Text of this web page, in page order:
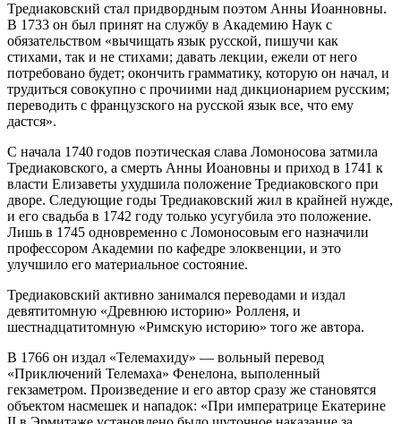
Тредиаковский стал придвордным поэтом Анны Иоанновны.
В 1733 он был принят на службу в Академию Наук с
обязательством «вычищать язык русской, пишучи как
стихами, так и не стихами; давать лекции, ежели от него
потребовано будет; окончить грамматику, которую он начал, и
трудиться совокупно с прочиими над дикционарием русским;
переводить с французского на русской язык все, что ему
дастся».
С начала 1740 годов поэтическая слава Ломоносова затмила
Тредиаковского, а смерть Анны Иоановны и приход в 1741 к
власти Елизаветы ухудшила положение Тредиаковского при
дворе. Следующие годы Тредиаковский жил в крайней нужде,
и его свадьба в 1742 году только усугубила это положение.
Лишь в 1745 одновременно с Ломоносовым его назначили
профессором Академии по кафедре элоквенции, и это
улучшило его материальное состояние.
Тредиаковский активно занимался переводами и издал
девятитомную «Древнюю историю» Ролленя, и
шестнадцатитомную «Римскую историю» того же автора.
В 1766 он издал «Телемахиду» — вольный перевод
«Приключений Телемаха» Фенелона, выполенный
гекзаметром. Произведение и его автор сразу же становятся
объектом насмешек и нападок: «При императрице Екатерине